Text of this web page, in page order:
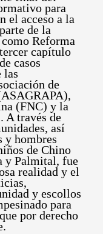
para
el acceso a la
de la
Reforma
capítulo
casos
las
de
(FNC) y la
A través de
así
y hombres
de Chino
y Palmital, fue
realidad y el
y escollos
para
por derecho